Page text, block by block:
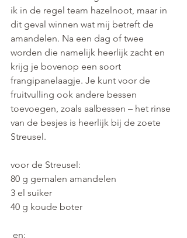
ik in de regel team hazelnoot, maar in
dit geval winnen wat mij betreft de
amandelen. Na een dag of twee
worden die namelijk heerlijk zacht en
krijg je bovenop een soort
frangipanelaagje. Je kunt voor de
fruitvulling ook andere bessen
toevoegen, zoals aalbessen – het rinse
van de besjes is heerlijk bij de zoete
Streusel.
voor de Streusel:
80 g gemalen amandelen
3 el suiker
40 g koude boter
en: